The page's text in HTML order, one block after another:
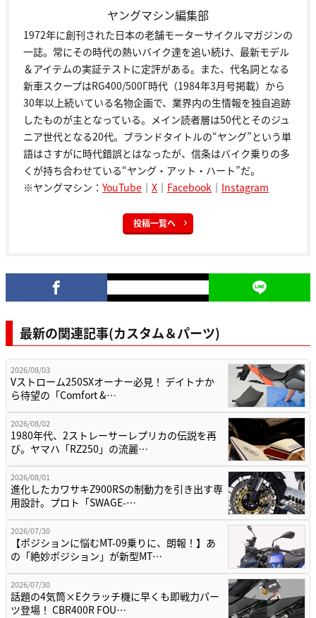
ヤングマシン編集部
1972年に創刊された日本の老舗モーターサイクルマガジンの
一誌。常にその時代の熱いバイク達を追い続け、最新モデル
＆アイテムの実証テストに定評がある。また、代名詞となる
新車スクープはRG400/500Γ時代（1984年3月号掲載）から
30年以上続いている名物企画で、業界内の生情報を独自追跡
したものが主となっている。メイン読者層は50代とそのジュ
ニア世代となる20代。ブランドタイトルの“ヤング”という単
語はさすがに時代錯誤とはなったが、信条はバイク乗りの多
くが持ち合わせている“ヤング・アット・ハート”だ。
※ヤングマシン： YouTube ｜ X ｜ Facebook ｜ Instagram
投稿一覧へ
最新の関連記事(カスタム＆パーツ)
2026/08/03
Vストローム250SXオーナー必見！ デイトナか
ら待望の「Comfort &…
2026/08/02
1980年代、2ストレーサーレプリカの伝説を再
び。ヤマハ「RZ250」の流麗…
2026/08/01
進化したカワサキZ900RSの制動力を引き出す専
用設計。プロト「SWAGE-…
2026/07/30
【ポジションに悩むMT-09乗りに、朗報！】あ
の「絶妙ポジション」が新型MT…
2026/07/30
話題の4気筒×Eクラッチ機に早くも即戦力パー
ツ登場！ CBR400R FOU…